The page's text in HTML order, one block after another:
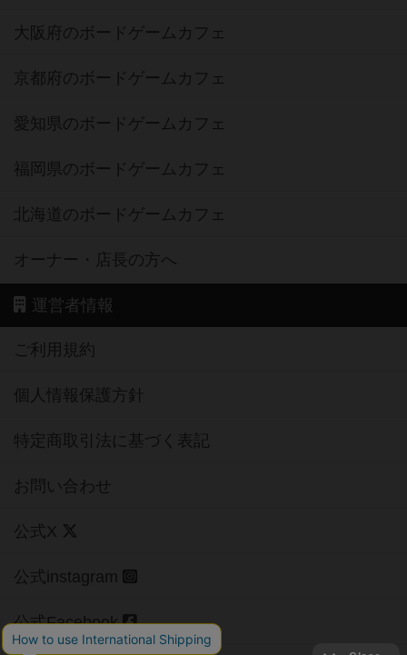
大阪府のボードゲームカフェ
京都府のボードゲームカフェ
愛知県のボードゲームカフェ
福岡県のボードゲームカフェ
北海道のボードゲームカフェ
オーナー・店長の方へ
運営者情報
ご利用規約
個人情報保護方針
特定商取引法に基づく表記
お問い合わせ
公式X
公式instagram
公式Facebook